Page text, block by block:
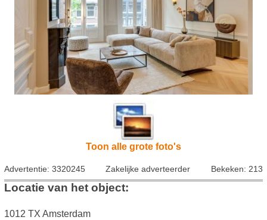
Toon alle grote foto's
Advertentie: 3320245 Zakelijke adverteerder Bekeken: 213
Locatie van het object:
1012 TX Amsterdam